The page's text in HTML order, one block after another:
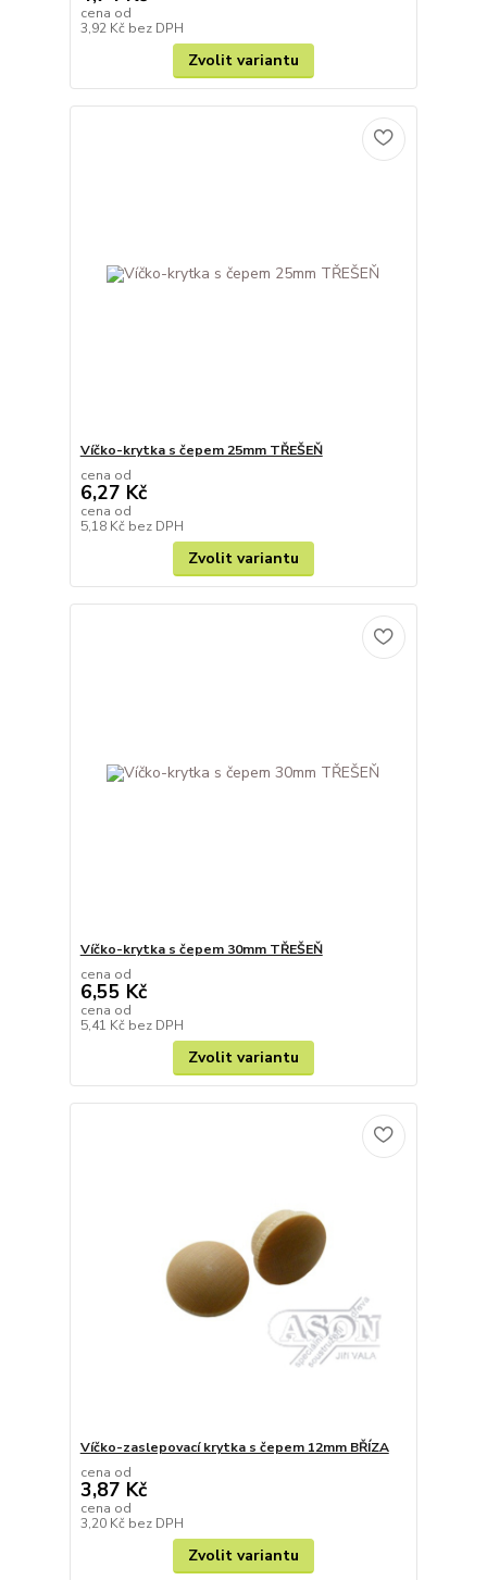
cena od
3,92 Kč bez DPH
Zvolit variantu
Víčko-krytka s čepem 25mm TŘEŠEŇ
cena od
6,27 Kč
cena od
5,18 Kč bez DPH
Zvolit variantu
Víčko-krytka s čepem 30mm TŘEŠEŇ
cena od
6,55 Kč
cena od
5,41 Kč bez DPH
Zvolit variantu
Víčko-zaslepovací krytka s čepem 12mm BŘÍZA
cena od
3,87 Kč
cena od
3,20 Kč bez DPH
Zvolit variantu